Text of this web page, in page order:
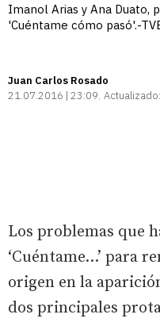
Imanol Arias y Ana Duato,
'Cuéntame cómo pasó'.-
Juan Carlos Rosado
21.07.2016 | 23:09 Actualizado:
Los problemas que
‘Cuéntame…’ para
origen en la
dos principales